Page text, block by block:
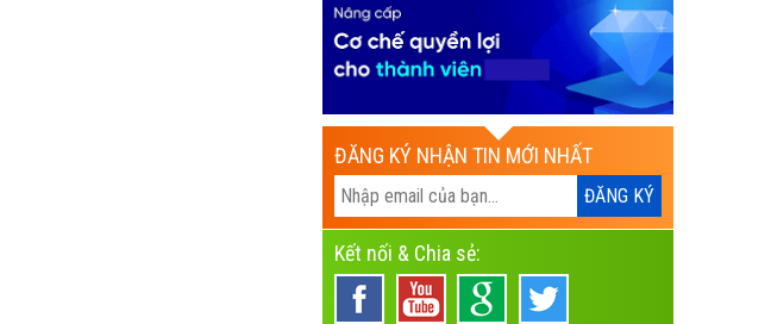
ĐĂNG KÝ NHẬN TIN MỚI NHẤT
Kết nối & Chia sẻ: